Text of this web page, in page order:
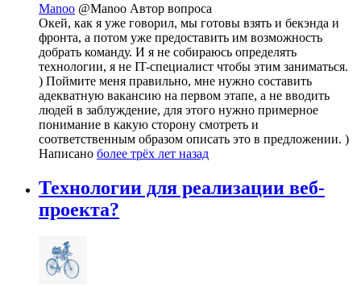
Manoo @Manoo Автор вопроса
Окей, как я уже говорил, мы готовы взять и бекэнда и
фронта, а потом уже предоставить им возможность
добрать команду. И я не собираюсь определять
технологии, я не IT-специалист чтобы этим заниматься.
) Поймите меня правильно, мне нужно составить
адекватную вакансию на первом этапе, а не вводить
людей в заблуждение, для этого нужно примерное
понимание в какую сторону смотреть и
соответственным образом описать это в предложении. )
Написано более трёх лет назад
Технологии для реализации веб-
проекта?